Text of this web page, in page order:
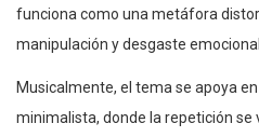
funciona como una metáfora
manipulación y desgaste emocional.
Musicalmente, el tema se apoya
minimalista, donde la repetición